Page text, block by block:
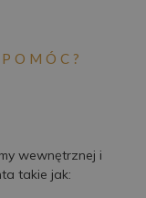
wewnętrznej i
takie jak: